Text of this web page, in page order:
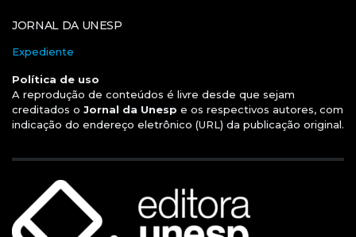
JORNAL DA UNESP
Expediente
Política de uso
A reprodução de conteúdos é livre desde que sejam
creditados o Jornal da Unesp e os respectivos autores, com
indicação do endereço eletrônico (URL) da publicação original.